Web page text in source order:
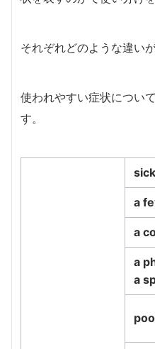
それぞれどのような違い
使われやすい症状につい
す。
sick
a
a
a
a